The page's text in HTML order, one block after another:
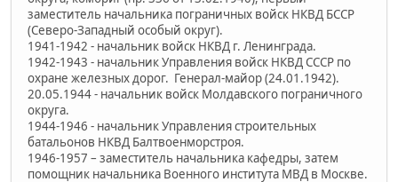
заместитель начальника пограничных войск НКВД БССР
(Северо-Западный особый округ).
1941-1942 - начальник войск НКВД г. Ленинграда.
1942-1943 - начальник Управления войск НКВД СССР по
охране железных дорог. Генерал-майор (24.01.1942).
20.05.1944 - начальник войск Молдавского пограничного
округа.
1944-1946 - начальник Управления строительных
батальонов НКВД Балтвоенморстроя.
1946-1957 – заместитель начальника кафедры, затем
помощник начальника Военного института МВД в Москве.